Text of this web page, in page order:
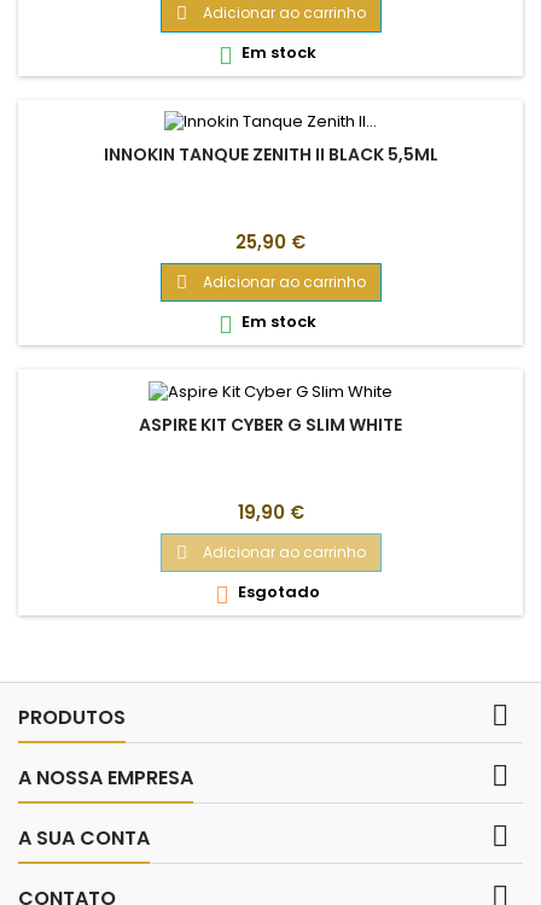
 Adicionar ao carrinho
 Em stock
INNOKIN TANQUE ZENITH II BLACK 5,5ML
Preço
25,90 €
 Adicionar ao carrinho
 Em stock
ASPIRE KIT CYBER G SLIM WHITE
Preço
19,90 €
 Adicionar ao carrinho
 Esgotado
PRODUTOS 
A NOSSA EMPRESA 
A SUA CONTA 
CONTATO 